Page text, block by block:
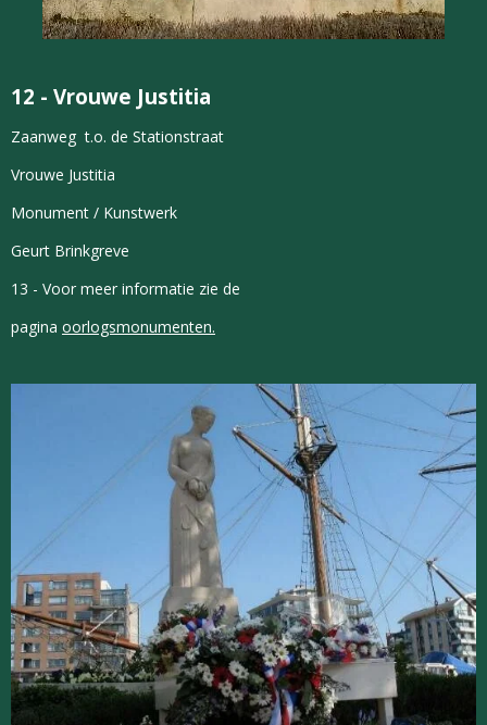
12 - Vrouwe Justitia
Zaanweg t.o. de Stationstraat
Vrouwe Justitia
Monument / Kunstwerk
Geurt Brinkgreve
13 - Voor meer informatie zie de
pagina oorlogsmonumenten.